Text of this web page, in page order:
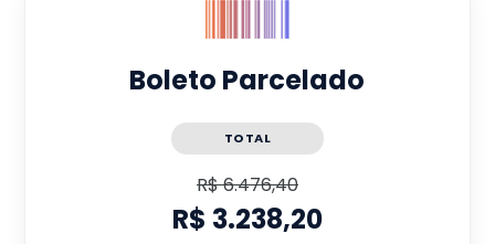
Boleto Parcelado
TOTAL
R$ 6.476,40
R$ 3.238,20